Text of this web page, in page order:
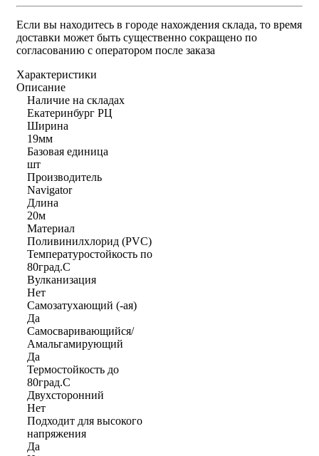
Если вы находитесь в городе нахождения склада, то время
доставки может быть существенно сокращено по
согласованию с оператором после заказа
Характеристики
Описание
Наличие на складах
Екатеринбург РЦ
Ширина
19мм
Базовая единица
шт
Производитель
Navigator
Длина
20м
Материал
Поливинилхлорид (PVC)
Температуростойкость по
80град.C
Вулканизация
Нет
Самозатухающий (-ая)
Да
Самосваривающийся/
Амальгамирующий
Да
Термостойкость до
80град.C
Двухсторонний
Нет
Подходит для высокого
напряжения
Да